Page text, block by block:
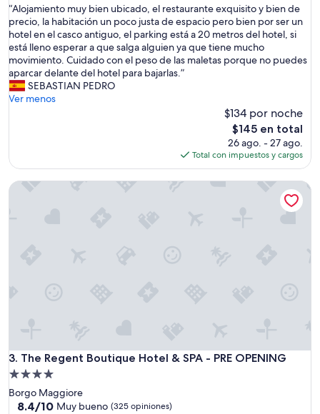
10,
Magnífico,
(639
opiniones)
“
A
l
o
j
a
m
i
m
y
e
e
“Alojamiento muy bien ubicado, el restaurante exquisito y bien de
precio, la habitación un poco justa de espacio pero bien por ser un
hotel en el casco antiguo, el parking está a 20 metros del hotel, si
está lleno esperar a que salga alguien ya que tiene mucho
movimiento. Cuidado con el peso de las maletas porque no puedes
aparcar delante del hotel para bajarlas.”
SEBASTIAN PEDRO
Ver menos
$134 por noche
El
precio
actual
es
de
$145 en total
26 ago. - 27 ago.
Total con impuestos y cargos
3. The Regent Boutique Hotel & SPA - PRE OPENING
The Regent Boutique Hotel & SPA - PRE OPENING
Propiedad
de
4.0
Borgo Maggiore
8.4
8.4/10 Muy bueno (325 opiniones)
The Regent Boutique Hotel & SPA - PRE OPENING